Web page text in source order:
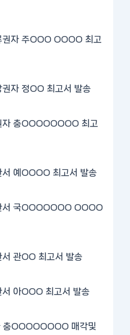
자 주OOO OOOO 최고
자 정OO 최고서 발송
충OOOOOOOO 최고
예OOOO 최고서 발송
국OOOOOOO OOOO
관OO 최고서 발송
아OOO 최고서 발송
OOOOOOOO 매각및